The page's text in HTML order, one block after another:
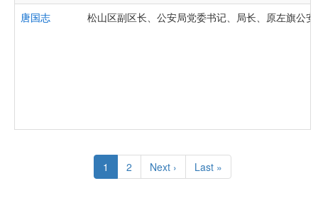
唐国志 松山区副区长、公安局党委书记、局长、原左旗公
Current
page
1 Page
2
Next
page
Next ›
Last
page
Last »